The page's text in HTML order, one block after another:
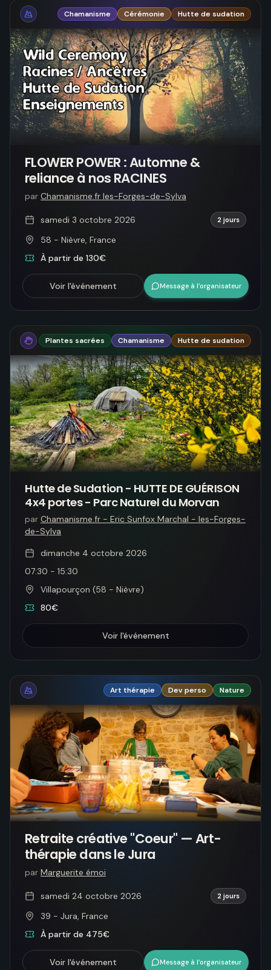
Chamanisme Cérémonie Hutte de sudation
FLOWER POWER : Automne &
reliance à nos RACINES
par Chamanisme.fr les-Forges-de-Sylva
samedi 3 octobre 2026 2 jours
58 - Nièvre, France
À partir de 130€
Voir l'événement Message à l’organisateur
Plantes sacrées Chamanisme Hutte de sudation
Hutte de Sudation - HUTTE DE GUÉRISON
4x4 portes - Parc Naturel du Morvan
par Chamanisme.fr - Eric Sunfox Marchal - les-Forges-
de-Sylva
dimanche 4 octobre 2026
07:30 - 15:30
Villapourçon (58 - Nièvre)
80€
Voir l'événement
Art thérapie Dev perso Nature
Retraite créative "Coeur" — Art-
thérapie dans le Jura
par Marguerite émoi
samedi 24 octobre 2026 2 jours
39 - Jura, France
À partir de 475€
Voir l'événement Message à l’organisateur